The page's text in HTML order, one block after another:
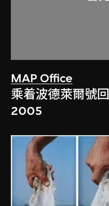
MAP Office
乘着波德萊爾號
2005